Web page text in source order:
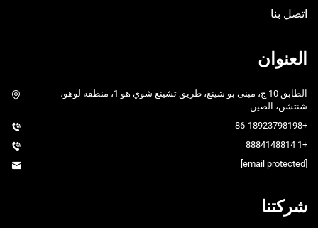
اتصل بنا
العنوان
الطابق 10 ج، مبنى بو شينغ، طريق تشينغ شوي هو 1، منطقة لوهو،
شنتشن، الصين
+86-18923798198
+1 8884148814
شركتنا